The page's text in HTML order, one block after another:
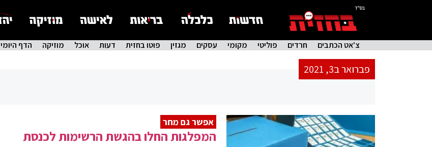
בס"ד
צ'אט הכתבים חרדים פוליטי מקומי עסקים מגזין פוטו בחזית דעות אוכל מוזיקה הדף היומי
פברואר ב3, 2021
אפשר גם מחר
המפלגות החלו בהגשת הרשימות לכנסת